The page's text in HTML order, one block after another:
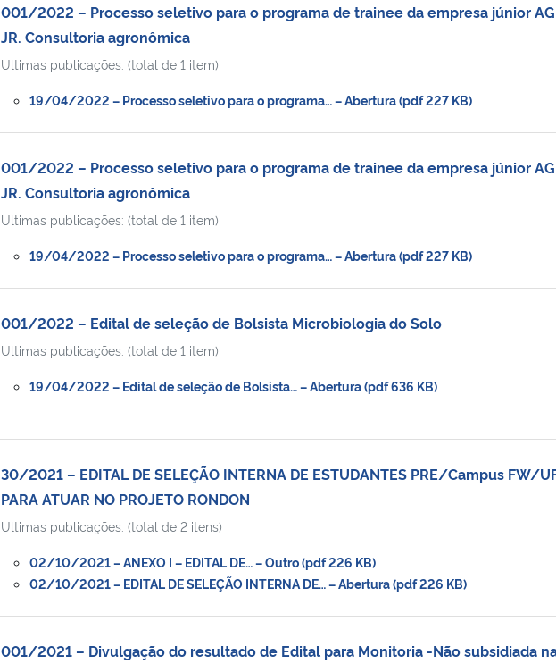
001/2022 – Processo seletivo para o programa de trainee da empresa júnior
JR. Consultoria agronômica
Ultimas publicações: (total de 1 item)
19/04/2022 – Processo seletivo para o programa… – Abertura (pdf 227 KB)
001/2022 – Processo seletivo para o programa de trainee da empresa júnior
JR. Consultoria agronômica
Ultimas publicações: (total de 1 item)
19/04/2022 – Processo seletivo para o programa… – Abertura (pdf 227 KB)
001/2022 – Edital de seleção de Bolsista Microbiologia do Solo
Ultimas publicações: (total de 1 item)
19/04/2022 – Edital de seleção de Bolsista… – Abertura (pdf 636 KB)
30/2021 – EDITAL DE SELEÇÃO INTERNA DE ESTUDANTES PRE/Campus FW/
PARA ATUAR NO PROJETO RONDON
Ultimas publicações: (total de 2 itens)
02/10/2021 – ANEXO I – EDITAL DE… – Outro (pdf 226 KB)
02/10/2021 – EDITAL DE SELEÇÃO INTERNA DE… – Abertura (pdf 226 KB)
001/2021 – Divulgação do resultado de Edital para Monitoria -Não subsidiada